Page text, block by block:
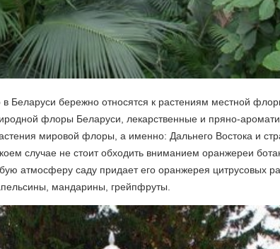
в Беларуси бережно относятся к растениям местной
флоры Беларуси, лекарственные и пряно-
мировой флоры, а именно: Дальнего Востока и
случае не стоит обходить вниманием оранжереи
атмосферу саду придает его оранжерея цитрусовых
мандарины, грейпфруты.